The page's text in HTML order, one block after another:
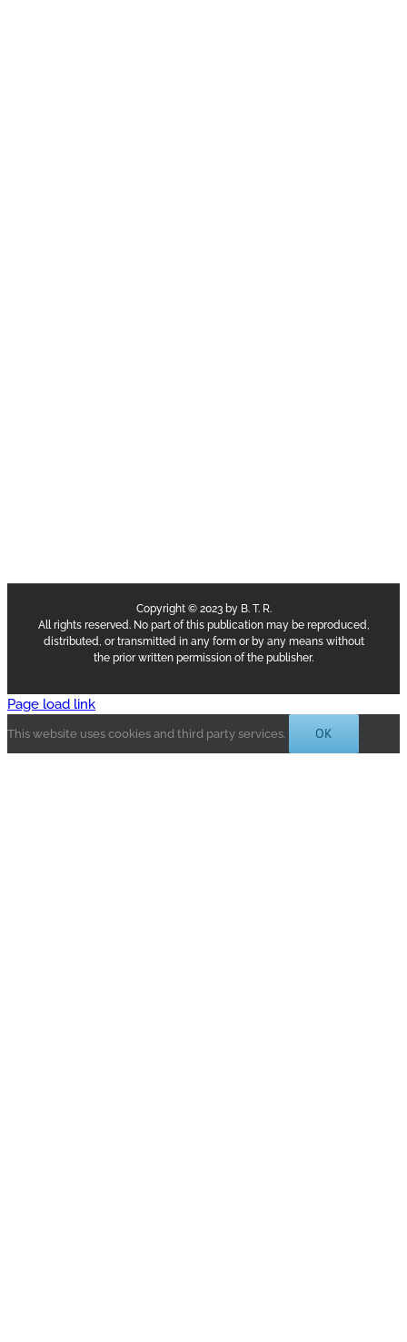
Copyright © 2023 by B. T. R.
All rights reserved. No part of this publication may be reproduced,
distributed, or transmitted in any form or by any means without
the prior written permission of the publisher.
Page load link
This website uses cookies and third party services. OK